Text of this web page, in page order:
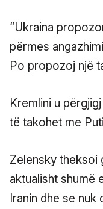
“Ukraina
përmes
Po propozoj një
Kremlini u
të takohet me
Zelensky theksoi
aktualisht shumë
Iranin dhe se